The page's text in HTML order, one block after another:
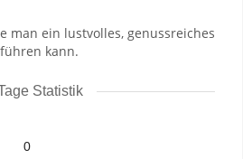
man ein lustvolles, genussreiches
kann.
Statistik
0